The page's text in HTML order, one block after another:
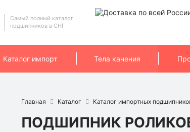
Самый полный каталог
подшипников в СНГ
Каталог импорт Тела качения
Главная Каталог Каталог импортных
ПОДШИПНИК